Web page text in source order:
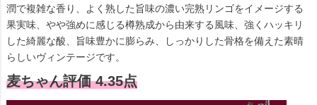
潤で複雑な香り、よく熟した旨味の濃い完熟リンゴをイメージする
果実味、やや強めに感じる樽熟成から由来する風味、強くハッキリ
した綺麗な酸、旨味豊かに膨らみ、しっかりした骨格を備えた素晴
らしいヴィンテージです。
麦ちゃん評価 4.35点